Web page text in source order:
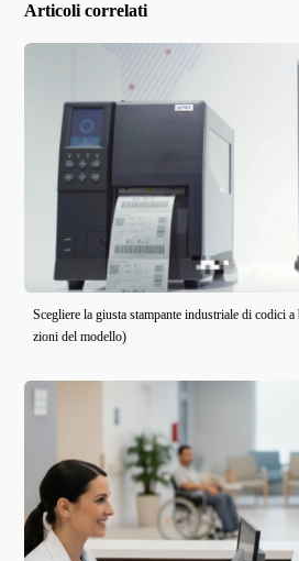
Articoli correlati
Scegliere la giusta stampante industriale di codici
zioni del modello)